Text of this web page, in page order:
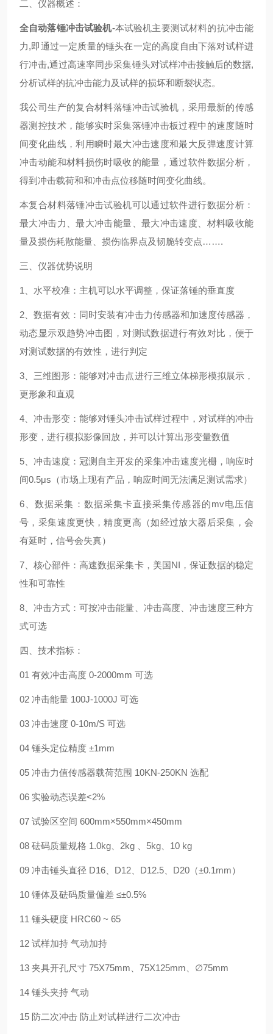
二、仪器概述：
全自动落锤冲击试验机-本试验机主要测试材料的抗冲击能
力,即通过一定质量的锤头在一定的高度自由下落对试样进
行冲击,通过高速率同步采集锤头对试样冲击接触后的数据,
分析试样的抗冲击能力及试样的损坏和断裂状态。
我公司生产的复合材料落锤冲击试验机，采用最新的传感
器测控技术，能够实时采集落锤冲击板过程中的速度随时
间变化曲线，利用瞬时最大冲击速度和最大反弹速度计算
冲击动能和材料损伤时吸收的能量，通过软件数据分析，
得到冲击载荷和和冲击点位移随时间变化曲线。
本复合材料落锤冲击试验机可以通过软件进行数据分析：
最大冲击力、最大冲击能量、最大冲击速度、材料吸收能
量及损伤耗散能量、损伤临界点及韧脆转变点…….
三、仪器优势说明
1、水平校准：主机可以水平调整，保证落锤的垂直度
2、数据有效：同时安装有冲击力传感器和加速度传感器，
动态显示双趋势冲击图，对测试数据进行有效对比，便于
对测试数据的有效性，进行判定
3、三维图形：能够对冲击点进行三维立体梯形模拟展示，
更形象和直观
4、冲击形变：能够对锤头冲击试样过程中，对试样的冲击
形变，进行模拟影像回放，并可以计算出形变量数值
5、冲击速度：冠测自主开发的采集冲击速度光栅，响应时
间0.5μs（市场上现有产品，响应时间无法满足测试需求）
6、数据采集：数据采集卡直接采集传感器的mv电压信
号，采集速度更快，精度更高（如经过放大器后采集，会
有延时，信号会失真）
7、核心部件：高速数据采集卡，美国NI，保证数据的稳定
性和可靠性
8、冲击方式：可按冲击能量、冲击高度、冲击速度三种方
式可选
四、技术指标：
01 有效冲击高度 0-2000mm 可选
02 冲击能量 100J-1000J 可选
03 冲击速度 0-10m/S 可选
04 锤头定位精度 ±1mm
05 冲击力值传感器载荷范围 10KN-250KN 选配
06 实验动态误差<2%
07 试验区空间 600mm×550mm×450mm
08 砝码质量规格 1.0kg、2kg 、5kg、10 kg
09 冲击锤头直径 D16、D12、D12.5、D20（±0.1mm）
10 锤体及砝码质量偏差 ≤±0.5%
11 锤头硬度 HRC60 ~ 65
12 试样加持 气动加持
13 夹具开孔尺寸 75X75mm、75X125mm、∅75mm
14 锤头夹持 气动
15 防二次冲击 防止对试样进行二次冲击